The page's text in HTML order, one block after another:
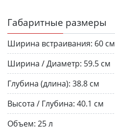
Габаритные размеры
Ширина встраивания: 60 см
Ширина / Диаметр: 59.5 см
Глубина (длина): 38.8 см
Высота / Глубина: 40.1 см
Объем: 25 л